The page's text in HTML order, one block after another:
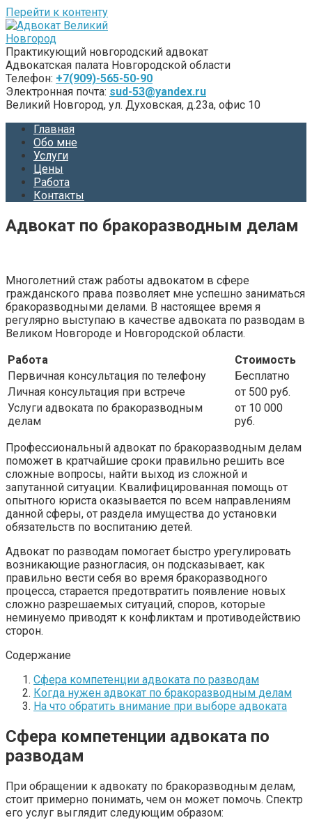
Перейти к контенту
Практикующий новгородский адвокат
Адвокатская палата Новгородской области
Телефон: +7(909)-565-50-90
Электронная почта: sud-53@yandex.ru
Великий Новгород, ул. Духовская, д.23а, офис 10
Главная
Обо мне
Услуги
Цены
Работа
Контакты
Адвокат по бракоразводным делам
Многолетний стаж работы адвокатом в сфере
гражданского права позволяет мне успешно заниматься
бракоразводными делами. В настоящее время я
регулярно выступаю в качестве адвоката по разводам в
Великом Новгороде и Новгородской области.
Работа
Стоимость
Первичная консультация по телефону
Бесплатно
Личная консультация при встрече
от 500 руб.
Услуги адвоката по бракоразводным
делам
от 10 000
руб.
Профессиональный адвокат по бракоразводным делам
поможет в кратчайшие сроки правильно решить все
сложные вопросы, найти выход из сложной и
запутанной ситуации. Квалифицированная помощь от
опытного юриста оказывается по всем направлениям
данной сферы, от раздела имущества до установки
обязательств по воспитанию детей.
Адвокат по разводам помогает быстро урегулировать
возникающие разногласия, он подсказывает, как
правильно вести себя во время бракоразводного
процесса, старается предотвратить появление новых
сложно разрешаемых ситуаций, споров, которые
неминуемо приводят к конфликтам и противодействию
сторон.
Содержание
Сфера компетенции адвоката по разводам
Когда нужен адвокат по бракоразводным делам
На что обратить внимание при выборе адвоката
Сфера компетенции адвоката по
разводам
При обращении к адвокату по бракоразводным делам,
стоит примерно понимать, чем он может помочь. Спектр
его услуг выглядит следующим образом: